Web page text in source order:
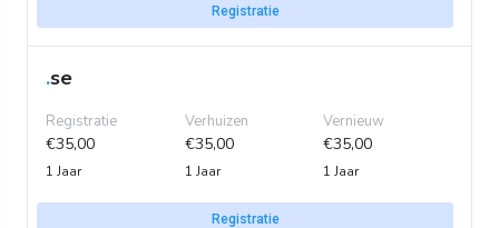
Registratie
.se
Registratie
€35,00
1 Jaar
Verhuizen
€35,00
1 Jaar
Vernieuw
€35,00
1 Jaar
Registratie